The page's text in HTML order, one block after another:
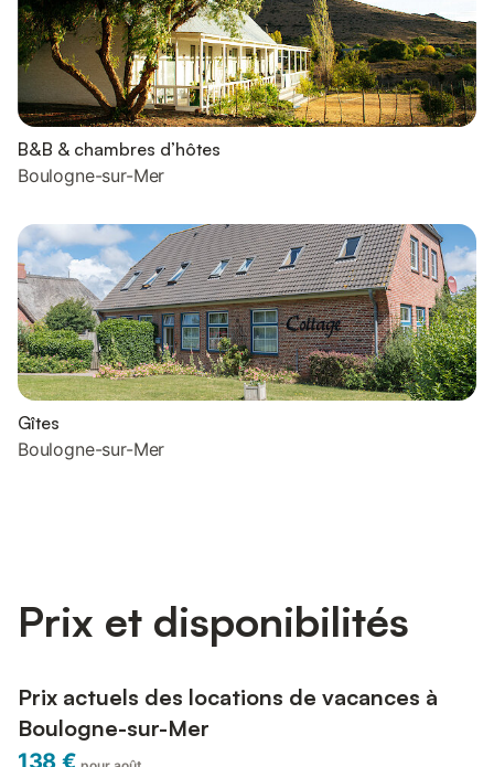
B&B & chambres d’hôtes
Boulogne-sur-Mer
Gîtes
Boulogne-sur-Mer
Prix et disponibilités
Prix actuels des locations de vacances à
Boulogne-sur-Mer
138 €